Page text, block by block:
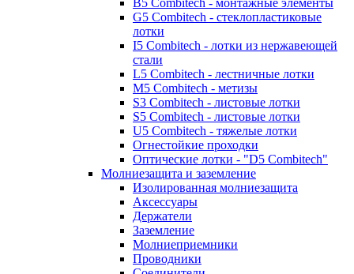
G5 Combitech - стеклопластиковые
лотки
I5 Combitech - лотки из нержавеющей
стали
L5 Combitech - лестничные лотки
M5 Combitech - метизы
S3 Combitech - листовые лотки
S5 Combitech - листовые лотки
U5 Combitech - тяжелые лотки
Огнестойкие проходки
Оптические лотки - "D5 Combitech"
Молниезащита и заземление
Изолированная молниезащита
Аксессуары
Держатели
Заземление
Молниеприемники
Проводники